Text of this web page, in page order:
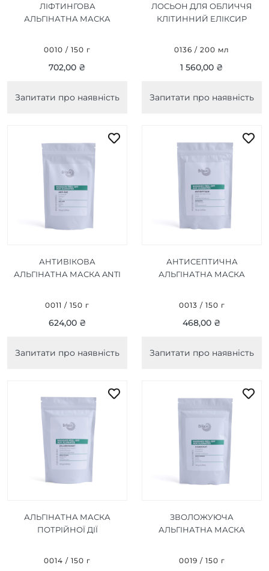
ЛІФТИНГОВА
АЛЬГІНАТНА МАСКА
0010 / 150 г
702,00 ₴
Запитати про наявність
ЛОСЬОН ДЛЯ ОБЛИЧЧЯ
КЛІТИННИЙ ЕЛІКСИР
0136 / 200 мл
1 560,00 ₴
Запитати про наявність
АНТИВІКОВА
АЛЬГІНАТНА МАСКА ANTI
0011 / 150 г
624,00 ₴
Запитати про наявність
АНТИСЕПТИЧНА
АЛЬГІНАТНА МАСКА
0013 / 150 г
468,00 ₴
Запитати про наявність
АЛЬГІНАТНА МАСКА
ПОТРІЙНОЇ ДІЇ
0014 / 150 г
ЗВОЛОЖУЮЧА
АЛЬГІНАТНА МАСКА
0019 / 150 г